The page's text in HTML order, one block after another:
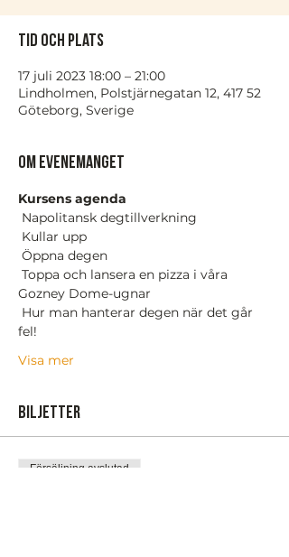
Tid och plats
17 juli 2023 18:00 – 21:00
Lindholmen, Polstjärnegatan 12, 417 52
Göteborg, Sverige
Om evenemanget
Kursens agenda
Napolitansk degtillverkning
Kullar upp
Öppna degen
Gozney Dome-ugnar
fel!
Visa mer
Biljetter
Försäljning avslutad